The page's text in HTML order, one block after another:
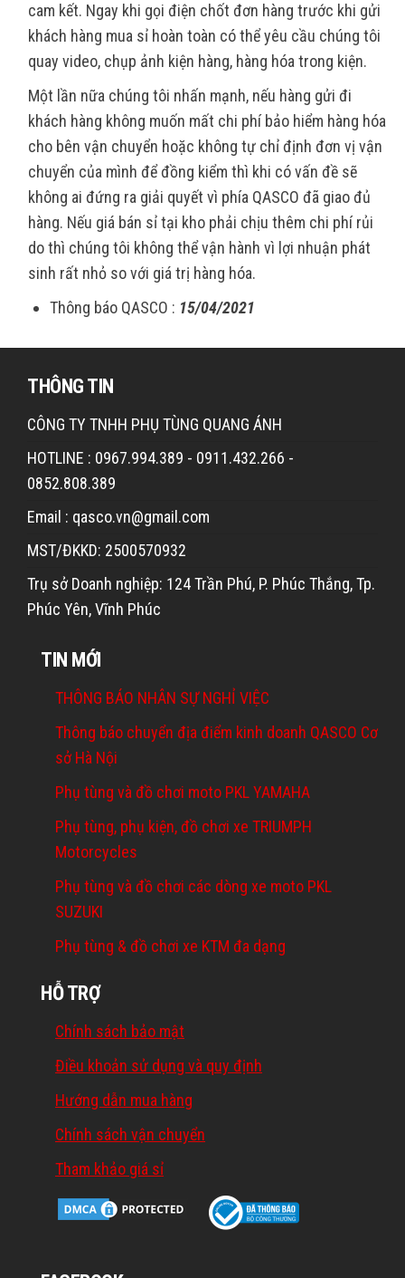
cam kết. Ngay khi gọi điện chốt đơn hàng trước khi gửi
khách hàng mua sỉ hoàn toàn có thể yêu cầu chúng tôi
quay video, chụp ảnh kiện hàng, hàng hóa trong kiện.
Một lần nữa chúng tôi nhấn mạnh, nếu hàng gửi đi
khách hàng không muốn mất chi phí bảo hiểm hàng hóa
cho bên vận chuyển hoặc không tự chỉ định đơn vị vận
chuyển của mình để đồng kiểm thì khi có vấn đề sẽ
không ai đứng ra giải quyết vì phía QASCO đã giao đủ
hàng. Nếu giá bán sỉ tại kho phải chịu thêm chi phí rủi
do thì chúng tôi không thể vận hành vì lợi nhuận phát
sinh rất nhỏ so với giá trị hàng hóa.
Thông báo QASCO : 15/04/2021
THÔNG TIN
CÔNG TY TNHH PHỤ TÙNG QUANG ÁNH
HOTLINE : 0967.994.389 - 0911.432.266 -
0852.808.389
Email : qasco.vn@gmail.com
MST/ĐKKD: 2500570932
Trụ sở Doanh nghiệp: 124 Trần Phú, P. Phúc Thắng, Tp.
Phúc Yên, Vĩnh Phúc
TIN MỚI
THÔNG BÁO NHÂN SỰ NGHỈ VIỆC
Thông báo chuyển địa điểm kinh doanh QASCO Cơ
sở Hà Nội
Phụ tùng và đồ chơi moto PKL YAMAHA
Phụ tùng, phụ kiện, đồ chơi xe TRIUMPH
Motorcycles
Phụ tùng và đồ chơi các dòng xe moto PKL
SUZUKI
Phụ tùng & đồ chơi xe KTM đa dạng
HỖ TRỢ
Chính sách bảo mật
Điều khoản sử dụng và quy định
Hướng dẫn mua hàng
Chính sách vận chuyển
Tham khảo giá sỉ